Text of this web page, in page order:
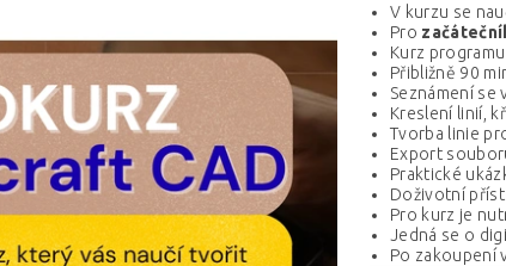
V kurzu se
Pro
Kurz
Přibližně 90
Seznámení se
Kreslení linií,
Tvorba linie
Export
Praktické
Doživotní
Pro kurz je
Jedná se o
Po zakoupení